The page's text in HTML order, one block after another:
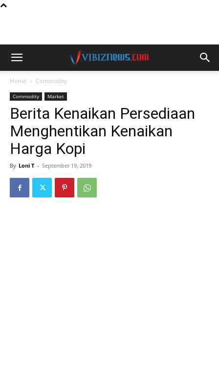
Home Commodity
Commodity Market
Berita Kenaikan Persediaan
Menghentikan Kenaikan
Harga Kopi
By Loni T - September 19, 2019